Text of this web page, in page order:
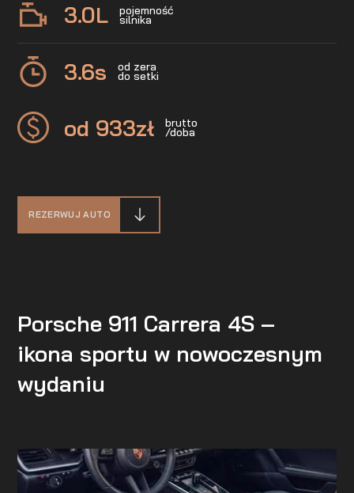
3.0L pojemność
silnika
3.6s od zera
do setki
od 933zł brutto
/doba
REZERWUJ AUTO
Porsche 911 Carrera 4S –
ikona sportu w nowoczesnym
wydaniu